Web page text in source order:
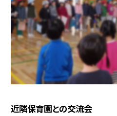
近隣保育園との交流会